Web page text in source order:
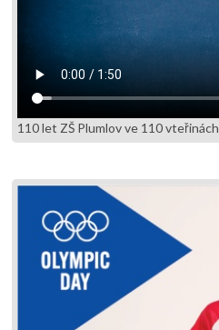
110 let ZŠ Plumlov ve 110 vteřinách